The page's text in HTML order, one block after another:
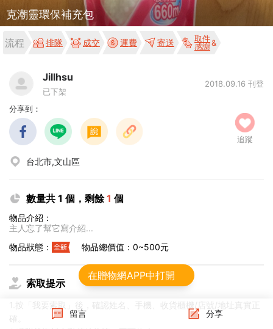
克潮靈環保補充包
流程 排隊 成交 運費 寄送
取件
感謝
Jillhsu
已下架
2018.09.16 刊登
分享到：
追蹤
台北市,文山區
數量共 1 個，剩餘1 個
物品介紹：
主人忘了幫它寫介紹...
物品狀態：
物品總價值：0~500元
索取提示
1.按「我要索取」後，確認姓名、手機、收貨櫃機/店號/地址真實正
確。
留言 分享
在贈物網APP中打開